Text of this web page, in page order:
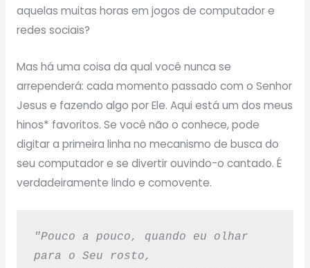
aquelas muitas horas em jogos de computador e
redes sociais?
Mas há uma coisa da qual você nunca se
arrependerá: cada momento passado com o Senhor
Jesus e fazendo algo por Ele. Aqui está um dos meus
hinos* favoritos. Se você não o conhece, pode
digitar a primeira linha no mecanismo de busca do
seu computador e se divertir ouvindo-o cantado. É
verdadeiramente lindo e comovente.
"Pouco a pouco, quando eu olhar
para o Seu rosto,